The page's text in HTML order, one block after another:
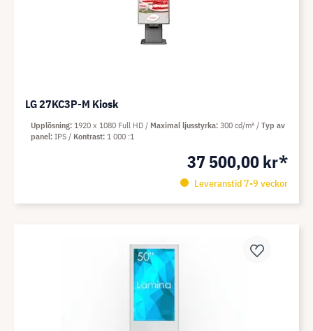
LG 27KC3P-M Kiosk
37 500,00 kr*
Leveranstid 7-9 veckor
Upplösning 1920 x 1080 Full HD Maximal ljusstyrka 300 cd/m²
Typ av
panel IPS Kontrast 1 000 :1